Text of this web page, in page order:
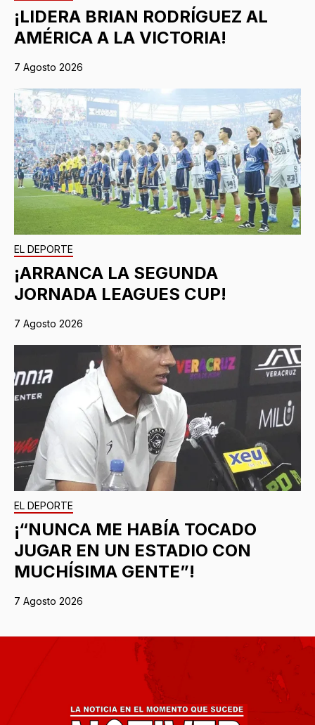
¡LIDERA BRIAN RODRÍGUEZ AL
AMÉRICA A LA VICTORIA!
7 Agosto 2026
EL DEPORTE
¡ARRANCA LA SEGUNDA
JORNADA LEAGUES CUP!
7 Agosto 2026
EL DEPORTE
¡“NUNCA ME HABÍA TOCADO
JUGAR EN UN ESTADIO CON
MUCHÍSIMA GENTE”!
7 Agosto 2026